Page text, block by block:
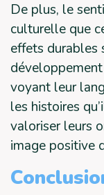
De plus, le
culturelle que
effets durables
voyant leur
les histoires
valoriser leurs
image positive